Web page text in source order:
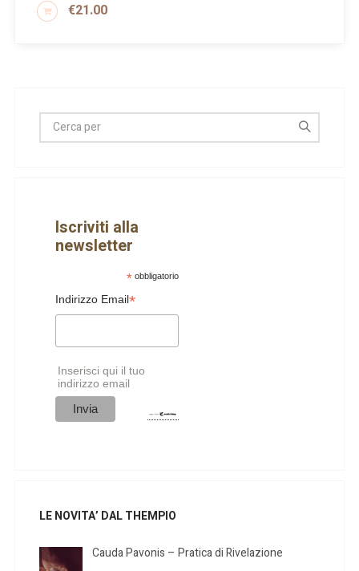
€21.00
SCEGLI
Iscriviti alla
newsletter
*obbligatorio
Indirizzo Email*
Inserisci qui il tuo
indirizzo email
LE NOVITA’ DAL THEMPIO
Cauda Pavonis – Pratica di Rivelazione